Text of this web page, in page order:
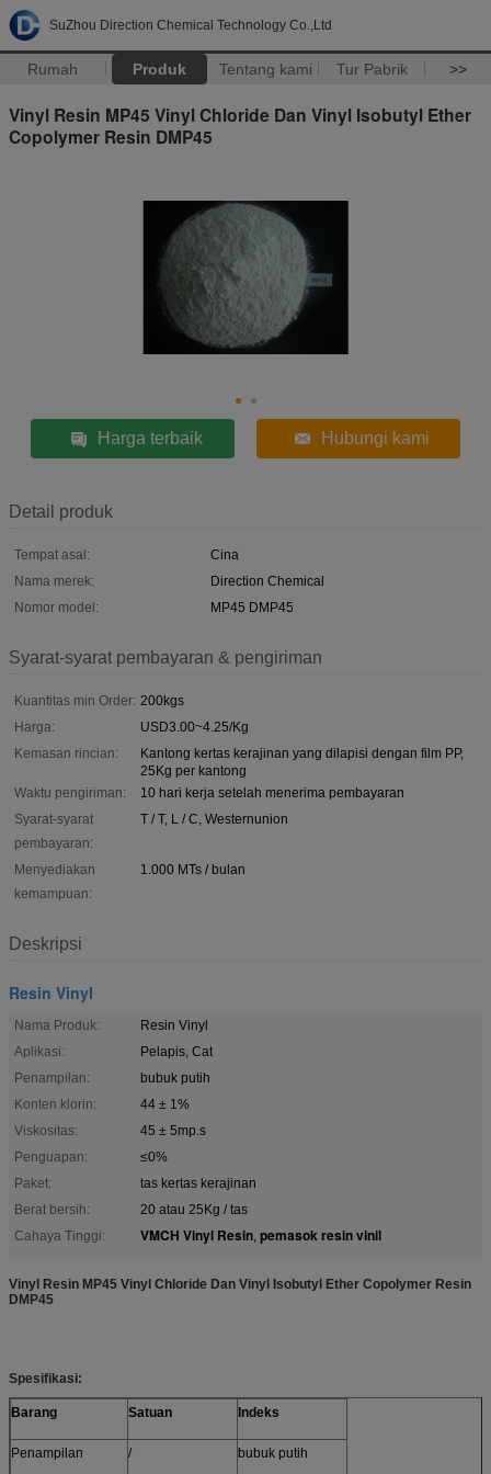
SuZhou Direction Chemical Technology Co.,Ltd
Rumah Produk Tentang kami Tur Pabrik >>
Vinyl Resin MP45 Vinyl Chloride Dan Vinyl Isobutyl Ether
Copolymer Resin DMP45
Harga terbaik Hubungi kami
Detail produk
Tempat asal:
Cina
Nama merek:
Direction Chemical
Nomor model:
MP45 DMP45
Syarat-syarat pembayaran & pengiriman
Kuantitas min Order: 200kgs
Harga:
USD3.00~4.25/Kg
Kemasan rincian:
Kantong kertas kerajinan yang dilapisi dengan film PP,
25Kg per kantong
Waktu pengiriman:
10 hari kerja setelah menerima pembayaran
Syarat-syarat
pembayaran:
T / T, L / C, Westernunion
Menyediakan
kemampuan:
1.000 MTs / bulan
Deskripsi
Resin Vinyl
Nama Produk:
Resin Vinyl
Aplikasi:
Pelapis, Cat
Penampilan:
bubuk putih
Konten klorin:
44 ± 1%
Viskositas:
45 ± 5mp.s
Penguapan:
≤0%
Paket:
tas kertas kerajinan
Berat bersih:
20 atau 25Kg / tas
Cahaya Tinggi:
VMCH Vinyl Resin, pemasok resin vinil
Vinyl Resin MP45 Vinyl Chloride Dan Vinyl Isobutyl Ether Copolymer Resin
DMP45
Spesifikasi:
Barang Satuan Indeks
Penampilan / bubuk putih